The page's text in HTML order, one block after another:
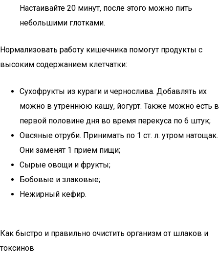
Настаивайте 20 минут, после этого можно пить
небольшими глотками.
Нормализовать работу кишечника помогут продукты с
высоким содержанием клетчатки:
Сухофрукты из кураги и чернослива. Добавлять их
можно в утреннюю кашу, йогурт. Также можно есть в
первой половине дня во время перекуса по 6 штук;
Овсяные отруби. Принимать по 1 ст. л. утром натощак.
Они заменят 1 прием пищи;
Сырые овощи и фрукты;
Бобовые и злаковые;
Нежирный кефир.
Как быстро и правильно очистить организм от шлаков и
токсинов